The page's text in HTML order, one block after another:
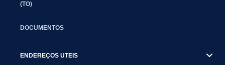
(TO)
DOCUMENTOS
ENDEREÇOS UTEIS